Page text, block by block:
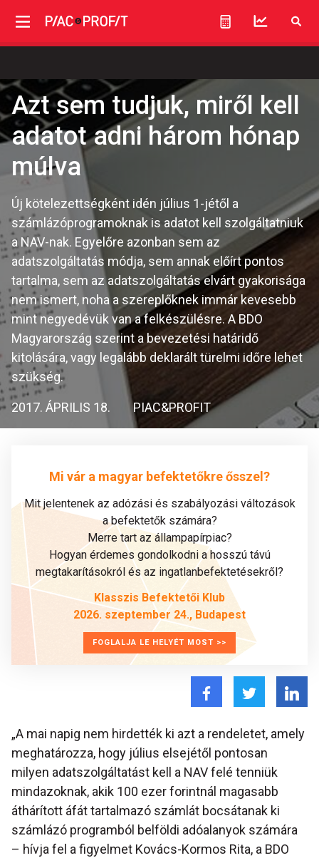
Azt sem tudjuk, miről kell
adatot adni három hónap
múlva
Új kötelezettségként idén július 1-jétől a
számlázóprogramoknak is adatot kell szolgáltatniuk
a NAV-nak. Egyelőre azonban sem az
adatszolgáltatás módja, sem annak előírt pontos
tartalma, sem az adatszolgáltatás elvárt gyakorisága
nem ismert, noha a szereplőknek immár kevesebb
mint negyedévük van a felkészülésre. A BDO
Magyarország szerint a bevezetési határidő
kitolására, vagy legalább deklarált türelmi időre lehet
szükség.
2017. ÁPRILIS 18. PIAC&PROFIT
Mi vár a magyar befektetőkre ősszel?
Mit jelentenek az adózási és szabályozási változások
a befektetők számára?
Merre tart az állampapírpiac?
Hogyan érdemes gondolkodni a hosszú távú
megtakarításokról és az ingatlanbefektetésekről?
Klasszis Befektetői Klub
2026. szeptember 24., Budapest
FOGLALJA LE HELYÉT MOST >>
„A mai napig nem hirdették ki azt a rendeletet, amely
meghatározza, hogy július elsejétől pontosan
milyen adatszolgáltatást kell a NAV felé tenniük
mindazoknak, akik 100 ezer forintnál magasabb
áthárított áfát tartalmazó számlát bocsátanak ki
számlázó programból belföldi adóalanyok számára
– hívja fel a figyelmet Kovács-Kormos Rita, a BDO